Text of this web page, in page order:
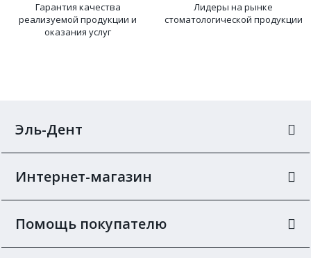
Гарантия качества
реализуемой продукции и
оказания услуг
Лидеры на рынке
стоматологической продукции
Эль-Дент
Интернет-магазин
Помощь покупателю